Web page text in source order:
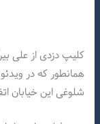
کلیپ دزدی از علی
همانطور که در
شلوغی این خیابان